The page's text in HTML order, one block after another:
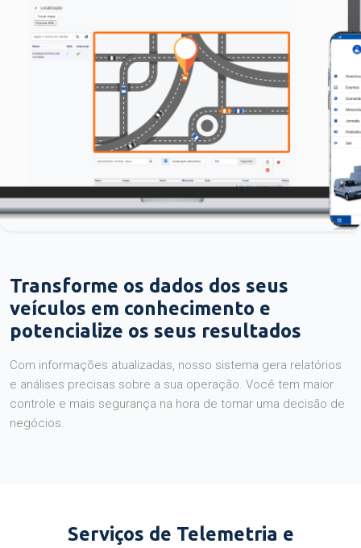
Transforme os dados dos seus
veículos em conhecimento e
potencialize os seus resultados
Com informações atualizadas, nosso sistema gera relatórios
e análises precisas sobre a sua operação. Você tem maior
controle e mais segurança na hora de tomar uma decisão de
negócios.
Serviços de Telemetria e